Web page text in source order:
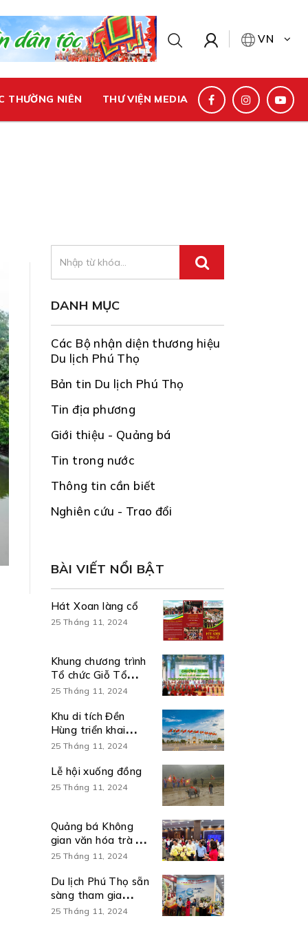
VN
THƯỜNG NIÊN THƯ VIỆN MEDIA
DANH MỤC
Các Bộ nhận diện thương hiệu
Du lịch Phú Thọ
Bản tin Du lịch Phú Thọ
Tin địa phương
Giới thiệu - Quảng bá
Tin trong nước
Thông tin cần biết
Nghiên cứu - Trao đổi
BÀI VIẾT NỔI BẬT
Hát Xoan làng cổ
25 Tháng 11, 2024
Khung chương trình
Tổ chức Giỗ Tổ
Hùng Vương và
lịch Đất Tổ năm Ất
Tỵ 2025
25 Tháng 11, 2024
Khu di tích Đền
Hùng triển khai
chương trình kích
cuối năm 2026
25 Tháng 11, 2024
Lễ hội xuống đồng
25 Tháng 11, 2024
Quảng bá Không
gian văn hóa trà và
Du lịch Đất Tổ tại
tháng đầu năm và
triển khai nhiệm vụ
6 tháng cuối năm
25 Tháng 11, 2024
Du lịch Phú Thọ sẵn
sàng tham gia
trưng bày sản
25 Tháng 11, 2024